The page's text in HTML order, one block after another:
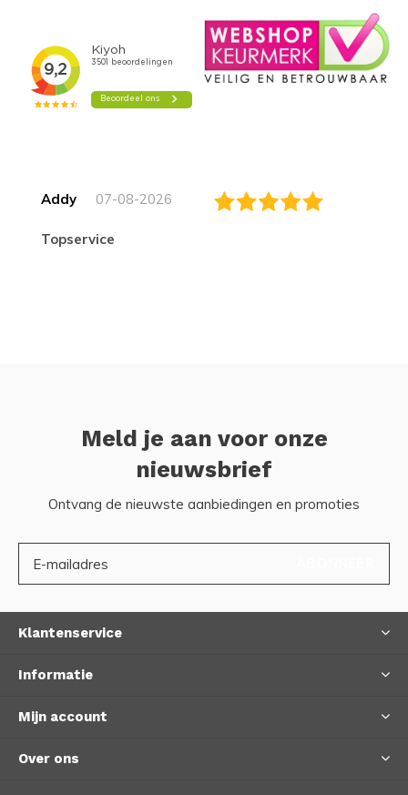
Addy 07-08-2026
topservice
Meld je aan voor onze
nieuwsbrief
Ontvang de nieuwste aanbiedingen en promoties
Klantenservice
Informatie
Mijn account
Over ons